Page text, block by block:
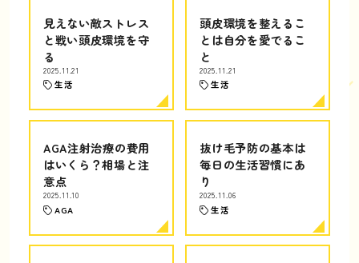
見えない敵ストレス
と戦い頭皮環境を守
る
2025.11.21
生活
頭皮環境を整えるこ
とは自分を愛でるこ
と
2025.11.21
生活
AGA注射治療の費用
はいくら？相場と注
意点
2025.11.10
AGA
抜け毛予防の基本は
毎日の生活習慣にあ
り
2025.11.06
生活